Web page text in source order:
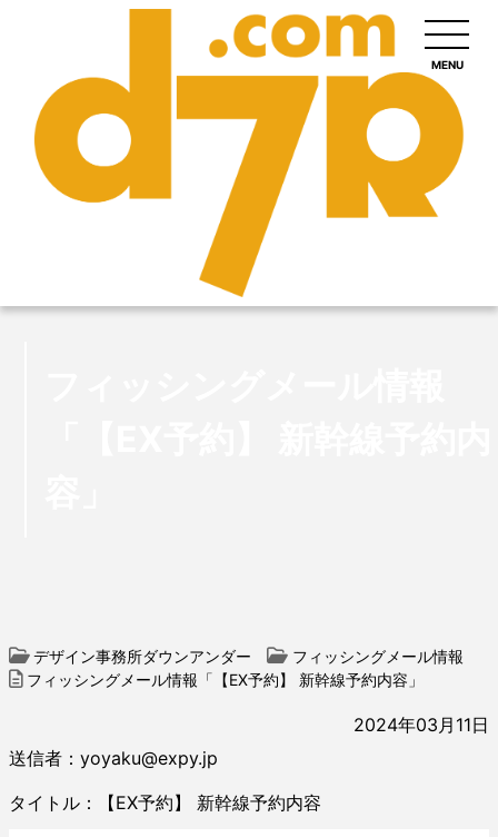
MENU
デザイン事務所ダウンアンダー
フィッシングメール情報
フィッシングメール情報「【EX予約】 新幹線予約内容」
2024年03月11日
送信者：yoyaku@expy.jp
タイトル：【EX予約】 新幹線予約内容